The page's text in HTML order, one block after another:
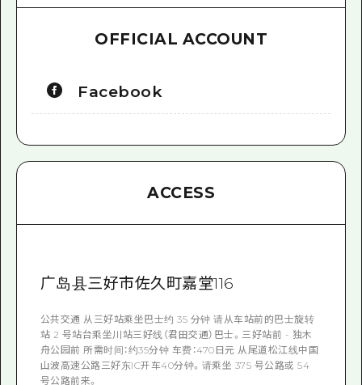
OFFICIAL ACCOUNT
Facebook
ACCESS
广岛县三好市佐久町嘉堂116
公共交通 从三好站乘坐巴士约 35 分钟 请从车站前的巴士旋转
站 2 号站台乘坐川站三好线（君田交通）巴士。三好站前 - 独木
舟公园前 所需时间：约35分钟 车费：470日元 从尾道松江线中国
山波高速公路三好东IC开车40分钟。请乘坐 375 号公路或 54
号公路前来。